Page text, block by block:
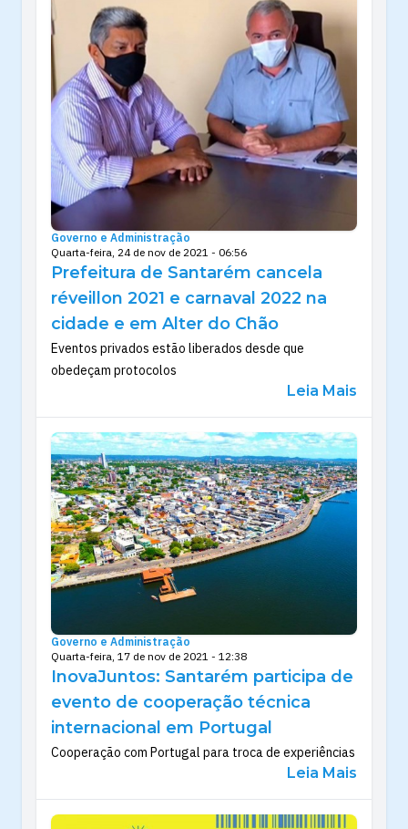
Governo e Administração
Quarta-feira, 24 de nov de 2021 - 06:56
Prefeitura de Santarém cancela
réveillon 2021 e carnaval 2022 na
cidade e em Alter do Chão
Eventos privados estão liberados desde que
obedeçam protocolos
Leia Mais
Governo e Administração
Quarta-feira, 17 de nov de 2021 - 12:38
InovaJuntos: Santarém participa de
evento de cooperação técnica
internacional em Portugal
Cooperação com Portugal para troca de experiências
Leia Mais